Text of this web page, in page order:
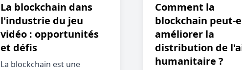
La blockchain dans
l'industrie du jeu
vidéo : opportunités
et défis
La blockchain est une
Comment la
blockchain peut-
améliorer la
distribution de
humanitaire ?